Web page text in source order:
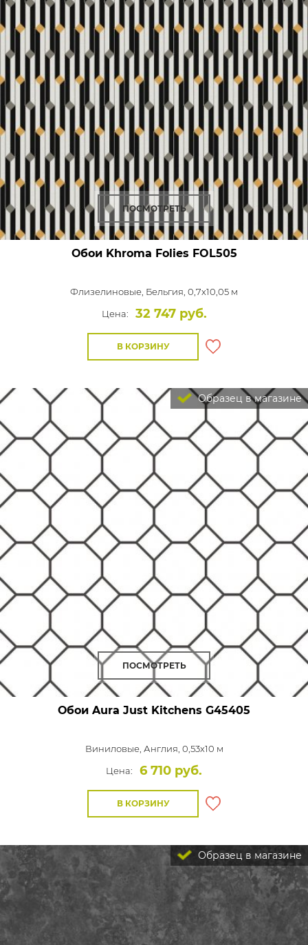
ПОСМОТРЕТЬ
Обои Khroma Folies FOL505
Флизелиновые, Бельгия, 0,7x10,05 м
Цена:
32 747 руб.
В КОРЗИНУ
Образец в магазине
ПОСМОТРЕТЬ
Обои Aura Just Kitchens G45405
Виниловые, Англия, 0,53x10 м
Цена:
6 710 руб.
В КОРЗИНУ
Образец в магазине